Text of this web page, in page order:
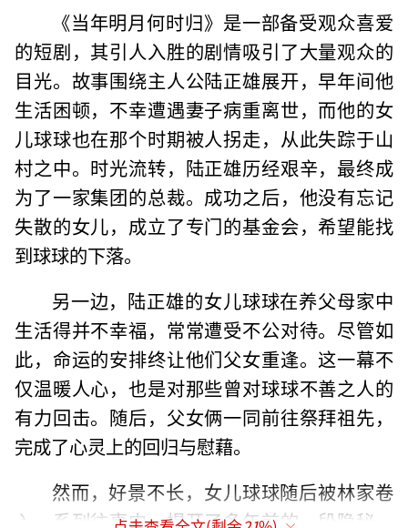
《当年明月何时归》是一部备受观众喜爱
的短剧，其引人入胜的剧情吸引了大量观众的
目光。故事围绕主人公陆正雄展开，早年间他
生活困顿，不幸遭遇妻子病重离世，而他的女
儿球球也在那个时期被人拐走，从此失踪于山
村之中。时光流转，陆正雄历经艰辛，最终成
为了一家集团的总裁。成功之后，他没有忘记
失散的女儿，成立了专门的基金会，希望能找
到球球的下落。
另一边，陆正雄的女儿球球在养父母家中
生活得并不幸福，常常遭受不公对待。尽管如
此，命运的安排终让他们父女重逢。这一幕不
仅温暖人心，也是对那些曾对球球不善之人的
有力回击。随后，父女俩一同前往祭拜祖先，
完成了心灵上的回归与慰藉。
然而，好景不长，女儿球球随后被林家卷
入一系列往事中，揭开了多年前的一段隐秘。